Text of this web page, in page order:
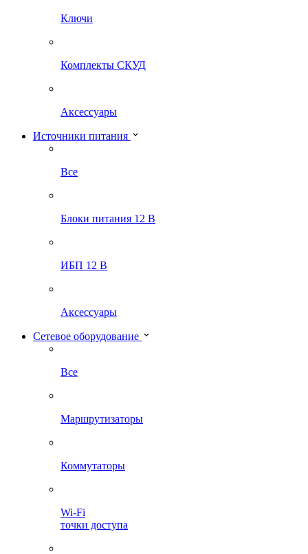
Ключи
Комплекты СКУД
Аксессуары
Источники питания
Все
Блоки питания 12 В
ИБП 12 В
Аксессуары
Сетевое оборудование
Все
Маршрутизаторы
Коммутаторы
Wi-Fi
точки доступа